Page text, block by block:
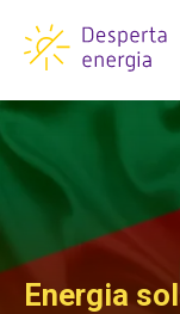
Energia